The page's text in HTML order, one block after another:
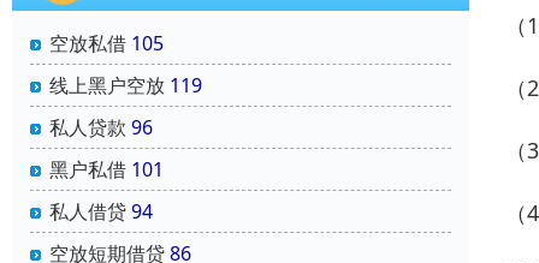
空放私借 105
线上黑户空放 119
私人贷款 96
黑户私借 101
私人借贷94
空放短期借贷86